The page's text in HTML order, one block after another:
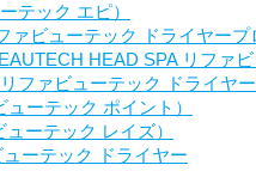
テック エピ）
ァビューテック ドライヤープ
HEAD SPA リファ
ファビューテック ドライヤ
ーテック ポイント）
ーテック レイズ）
ーテック ドライヤー